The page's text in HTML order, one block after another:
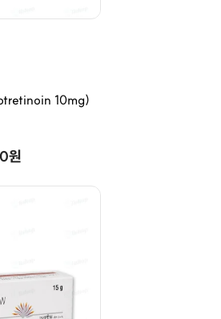
10mg)
원